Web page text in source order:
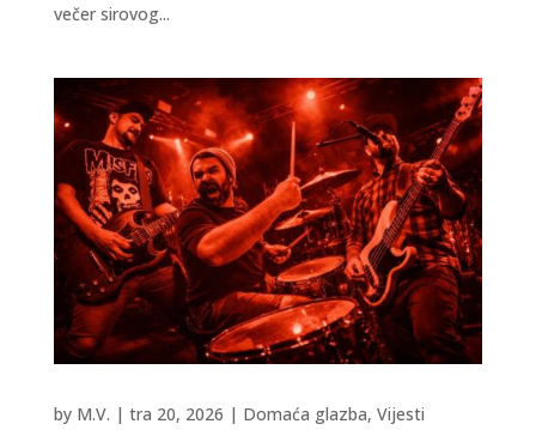
večer sirovog...
by M.V. | tra 20, 2026 | Domaća glazba, Vijesti